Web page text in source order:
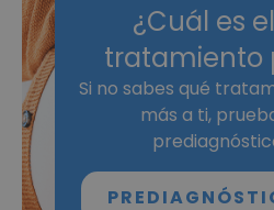
¿Cuál es
tratamiento
Si no sabes qué
más a ti,